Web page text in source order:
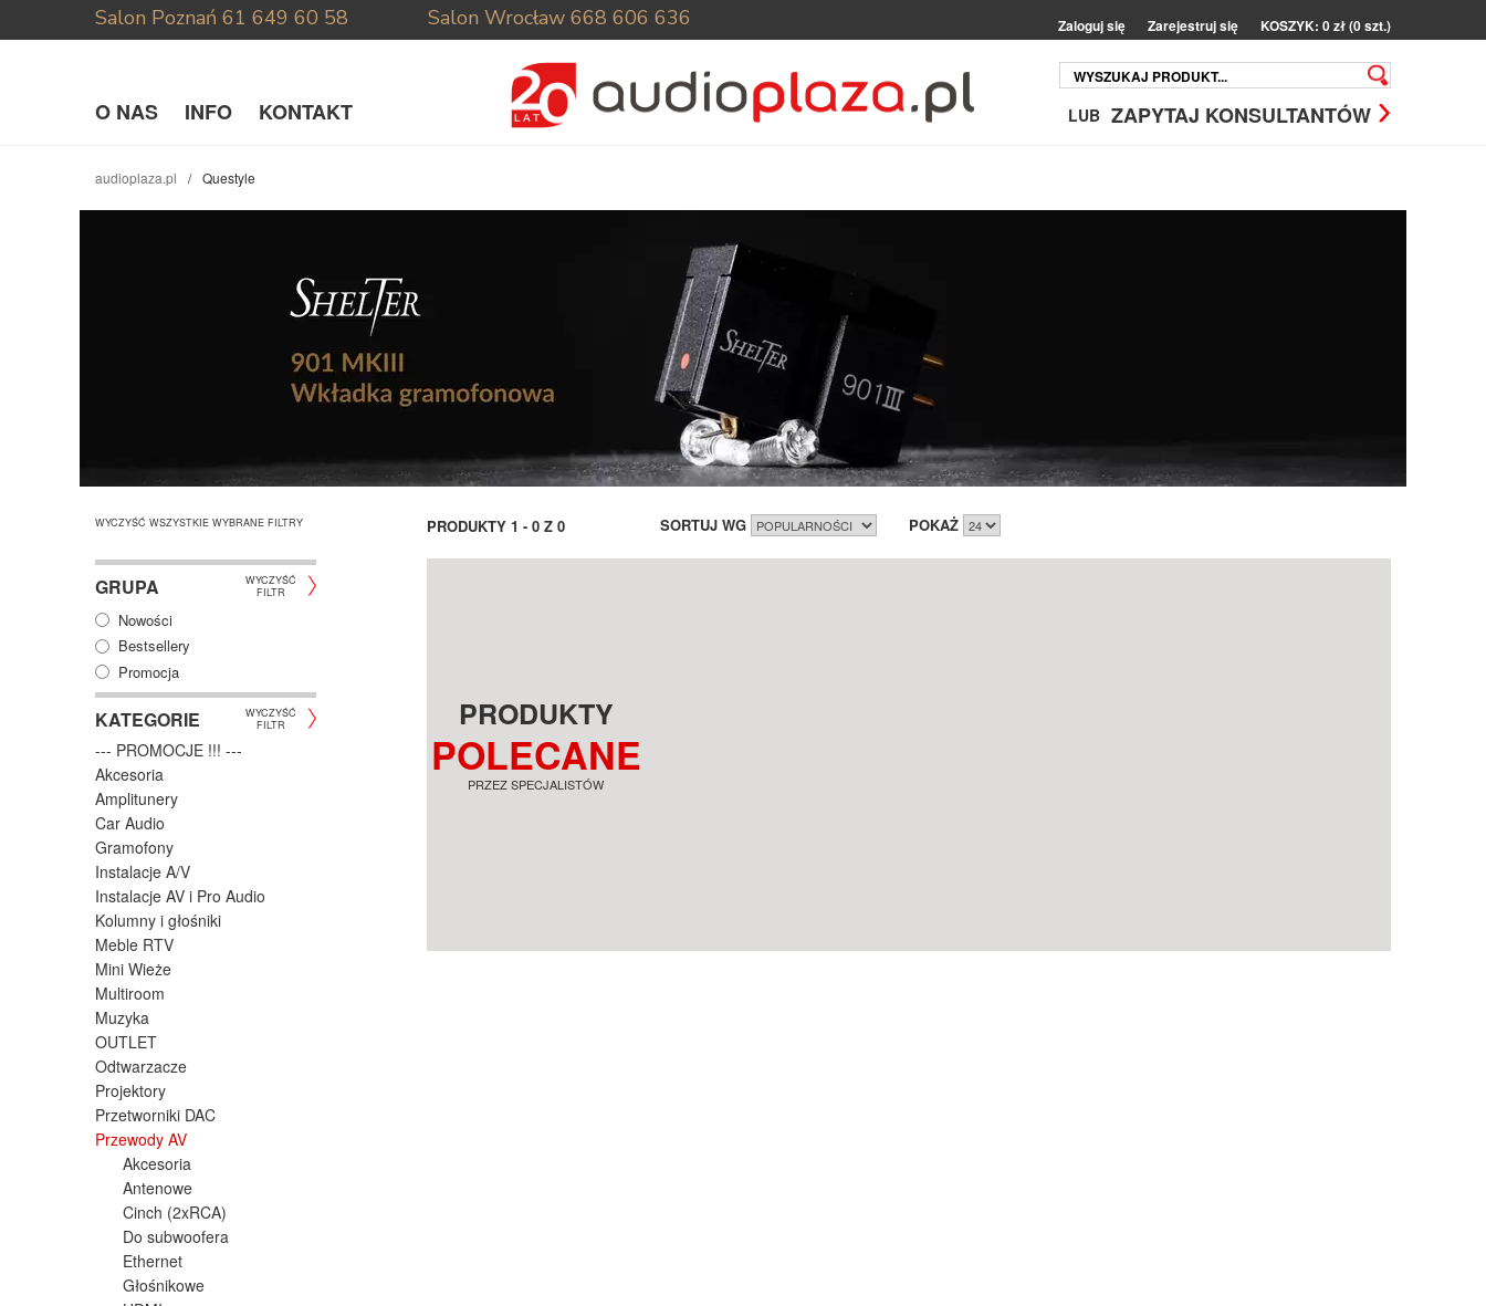
Salon Poznań 61 649 60 58 Salon Wrocław 668 606 636 Zaloguj się Zarejestruj się KOSZYK: 0 zł (0 szt.)
O NAS INFO KONTAKT LUB ZAPYTAJ KONSULTANTÓW
audioplaza.pl Questyle
WYCZYŚĆ WSZYSTKIE WYBRANE FILTRY
GRUPA
WYCZYŚĆ
FILTR
Nowości
Bestsellery
Promocja
KATEGORIE
WYCZYŚĆ
FILTR
--- PROMOCJE !!! ---
Akcesoria
Amplitunery
Car Audio
Gramofony
Instalacje A/V
Instalacje AV i Pro Audio
Kolumny i głośniki
Meble RTV
Mini Wieże
Multiroom
Muzyka
OUTLET
Odtwarzacze
Projektory
Przetworniki DAC
Przewody AV
Akcesoria
Antenowe
Cinch (2xRCA)
Do subwoofera
Ethernet
Głośnikowe
PRODUKTY 1 - 0 Z 0 SORTUJ WG POKAŻ
PRODUKTY
POLECANE
PRZEZ SPECJALISTÓW